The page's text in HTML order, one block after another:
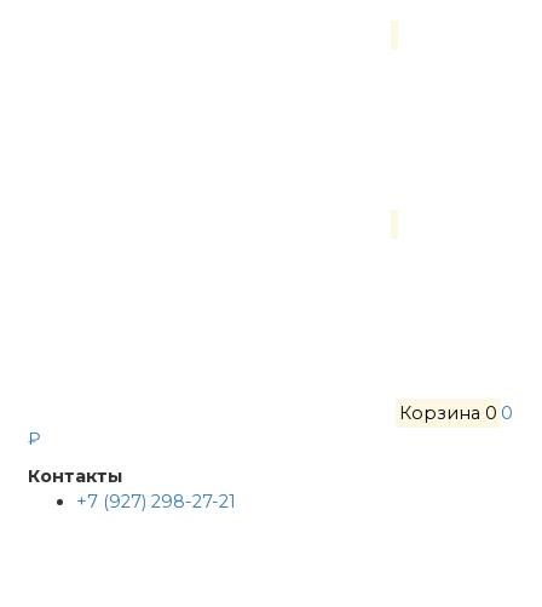
Корзина 0 0
₽
Контакты
+7 (927) 298-27-21